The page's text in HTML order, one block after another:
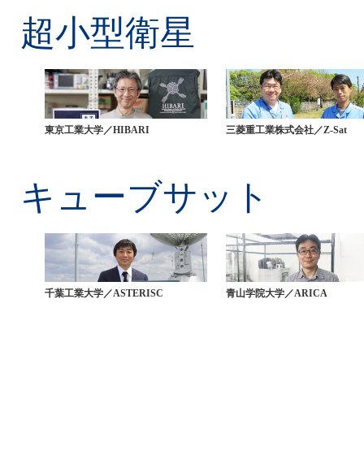
超小型衛星
東京工業大学／HIBARI 三菱重工業株式会社／Z-Sat
キューブサット
千葉工業大学／ASTERISC 青山学院大学／ARICA